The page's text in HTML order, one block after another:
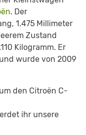
. Der
1.475 Millimeter
Zustand
Kilogramm. Er
wurde von 2009
den Citroën C-
ihr unsere